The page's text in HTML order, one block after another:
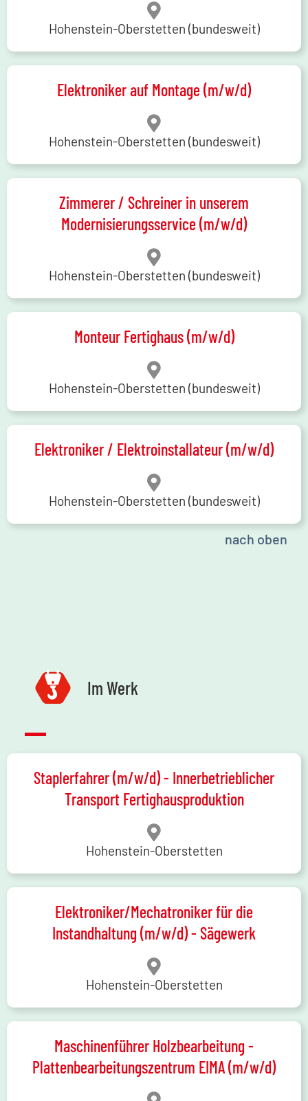
Hohenstein-Oberstetten (bundesweit)
Elektroniker auf Montage (m/w/d)
Hohenstein-Oberstetten (bundesweit)
Zimmerer / Schreiner in unserem
Modernisierungsservice (m/w/d)
Hohenstein-Oberstetten (bundesweit)
Monteur Fertighaus (m/w/d)
Hohenstein-Oberstetten (bundesweit)
Elektroniker / Elektroinstallateur (m/w/d)
Hohenstein-Oberstetten (bundesweit)
nach oben
Im Werk
Staplerfahrer (m/w/d) - Innerbetrieblicher
Transport Fertighausproduktion
Hohenstein-Oberstetten
Elektroniker/Mechatroniker für die
Instandhaltung (m/w/d) - Sägewerk
Hohenstein-Oberstetten
Maschinenführer Holzbearbeitung -
Plattenbearbeitungszentrum EIMA (m/w/d)